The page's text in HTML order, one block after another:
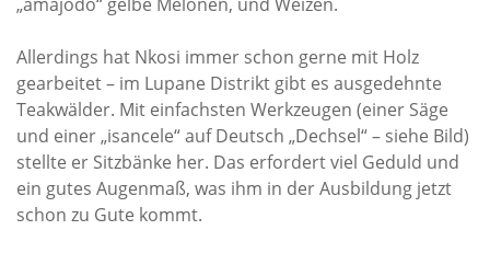
Rundbriefe
Presse
Termine
FOTO GALERIE
Allerdings hat Nkosi immer schon gerne mit Holz
gearbeitet – im Lupane Distrikt gibt es ausgedehnte
Teakwälder. Mit einfachsten Werkzeugen (einer Säge
und einer „isancele“ auf Deutsch „Dechsel“ – siehe Bild)
stellte er Sitzbänke her. Das erfordert viel Geduld und
ein gutes Augenmaß, was ihm in der Ausbildung jetzt
schon zu Gute kommt.